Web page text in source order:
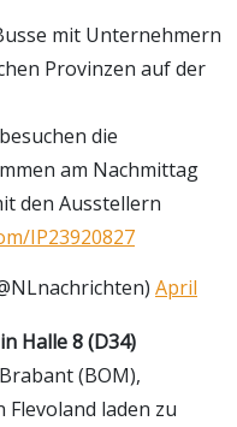
mit Unternehmern
Provinzen auf der
die
am Nachmittag
den Ausstellern
IP23920827
April
Halle 8 (D34)
(BOM),
laden zu